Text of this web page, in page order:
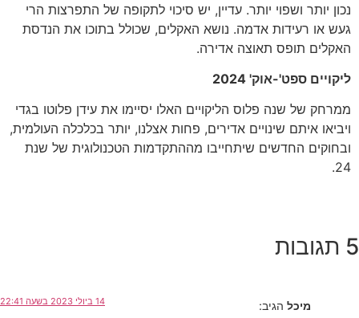
נכון יותר ושפוי יותר. עדיין, יש סיכוי לתקופה של התפרצות הרי
געש או רעידות אדמה. נושא האקלים, שכולל בתוכו את הנדסת
האקלים תופס תאוצה אדירה.
ליקויים ספט'-אוק' 2024
ממרחק של שנה פלוס הליקויים האלו יסיימו את עידן פלוטו בגדי
ויביאו איתם שינויים אדירים, פחות אצלנו, יותר בכלכלה העולמית,
ובחוקים החדשים שיתחייבו מההתקדמות הטכנולוגית של שנת
24.
5 תגובות
מיכל הגיב: 14 ביולי 2023 בשעה 22:41